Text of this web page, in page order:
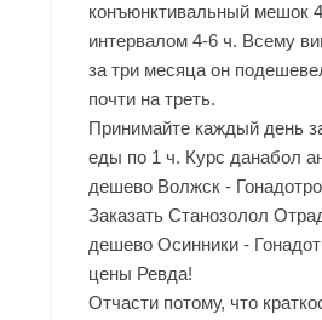
конъюнктивальный мешок
интервалом 4-6 ч. Всему
за три месяца он
почти на треть.
Принимайте каждый день
еды по 1 ч. Курс данабол
дешево Волжск -
Заказать Станозолол
дешево Осинники -
цены Ревда!
Отчасти потому, что